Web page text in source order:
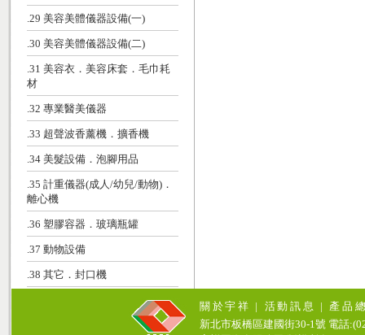
.29 美容美體儀器設備(一)
.30 美容美體儀器設備(二)
.31 美容衣．美容床套．毛巾耗
材
.32 專業醫美儀器
.33 超聲波香薰機．擴香機
.34 美髮設備．泡腳用品
.35 計重儀器(成人/幼兒/動物)．
離心機
.36 塑膠容器．玻璃瓶罐
.37 動物設備
.38 其它．封口機
關於宇祥 | 活動訊息 | 產品
新北市板橋區建國街30-1號 電話